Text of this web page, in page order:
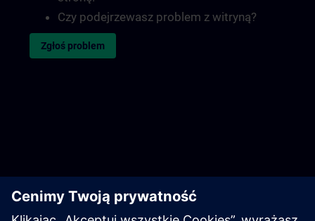
Czy podejrzewasz problem z witryną?
Zgłoś problem